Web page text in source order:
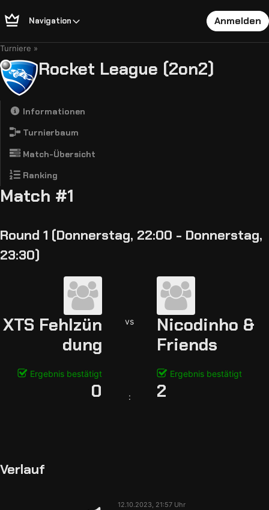
Navigation Anmelden
Turniere
Rocket League (2on2)
Informationen
Turnierbaum
Match-Übersicht
Ranking
Match #1
Round 1 (Donnerstag, 22:00 - Donnerstag,
23:30)
XTS Fehlzün
dung
vs
Nicodinho &
Friends
Ergebnis bestätigt Ergebnis bestätigt
0 : 2
Verlauf
12.10.2023, 21:57 Uhr